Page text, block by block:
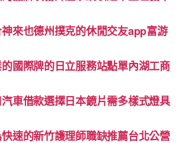
來也德州撲克的休閒交友app富游
國際牌的日立服務站點單內湖工商
車借款選擇日本鏡片需多樣式燈具
速的新竹護理師職缺推薦台北公營